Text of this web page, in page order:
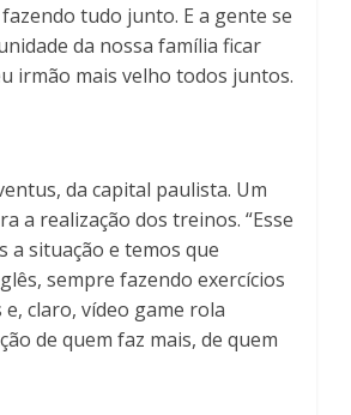
tudo junto. E a gente se
da nossa família ficar
irmão mais velho todos juntos.
da capital paulista. Um
a realização dos treinos. “Esse
a situação e temos que
sempre fazendo exercícios
claro, vídeo game rola
de quem faz mais, de quem